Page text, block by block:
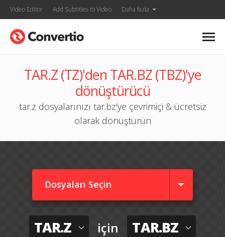
Video Editor Add Subtitles to Video Daha fazla
TAR.Z (TZ)'den TAR.BZ (TBZ)'ye
dönüştürücü
tar.z dosyalarınızı tar.bz'ye çevrimiçi & ücretsiz
olarak dönüştürün
Dosyaları Seçin
TAR.Z için TAR.BZ